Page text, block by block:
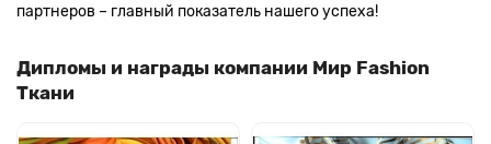
партнеров – главный показатель нашего успеха!
Дипломы и награды компании Мир Fashion
Ткани